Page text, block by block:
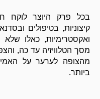
בכל פרק היוצר לוקח
קיצוניות, בטיפולים
ואקסטרימיות, כאלו שלא
מסך הטלוויזיה עד כה,
מהצופה לערער על
ביותר.